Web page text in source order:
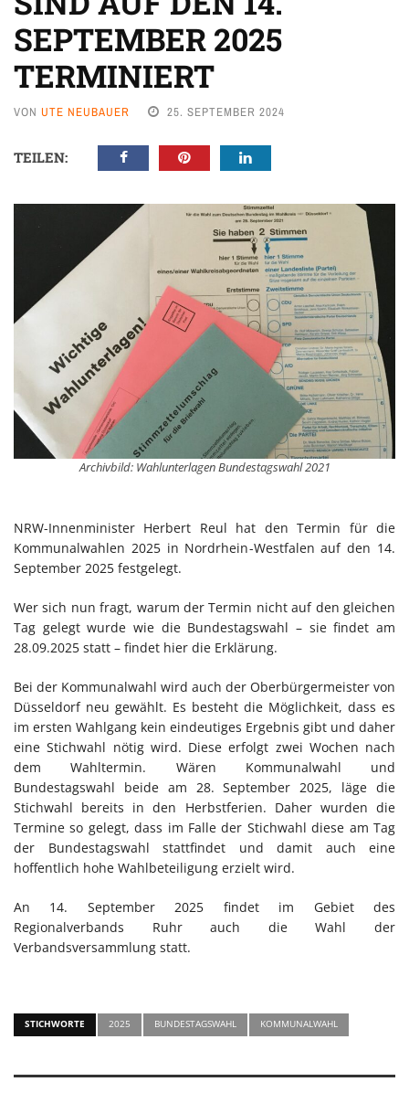
SEPTEMBER 2025
TERMINIERT
VON UTE NEUBAUER 25. SEPTEMBER 2024
TEILEN:
Archivbild: Wahlunterlagen Bundestagswahl 2021
NRW-Innenminister Herbert Reul hat den Termin für die
Kommunalwahlen 2025 in Nordrhein-Westfalen auf den 14.
September 2025 festgelegt.
Wer sich nun fragt, warum der Termin nicht auf den gleichen
Tag gelegt wurde wie die Bundestagswahl – sie findet am
28.09.2025 statt – findet hier die Erklärung.
Bei der Kommunalwahl wird auch der Oberbürgermeister von
Düsseldorf neu gewählt. Es besteht die Möglichkeit, dass es
im ersten Wahlgang kein eindeutiges Ergebnis gibt und daher
eine Stichwahl nötig wird. Diese erfolgt zwei Wochen nach
dem Wahltermin. Wären Kommunalwahl und
Bundestagswahl beide am 28. September 2025, läge die
Stichwahl bereits in den Herbstferien. Daher wurden die
Termine so gelegt, dass im Falle der Stichwahl diese am Tag
der Bundestagswahl stattfindet und damit auch eine
hoffentlich hohe Wahlbeteiligung erzielt wird.
An 14. September 2025 findet im Gebiet des
Regionalverbands Ruhr auch die Wahl der
Verbandsversammlung statt.
STICHWORTE 2025 BUNDESTAGSWAHL KOMMUNALWAHL